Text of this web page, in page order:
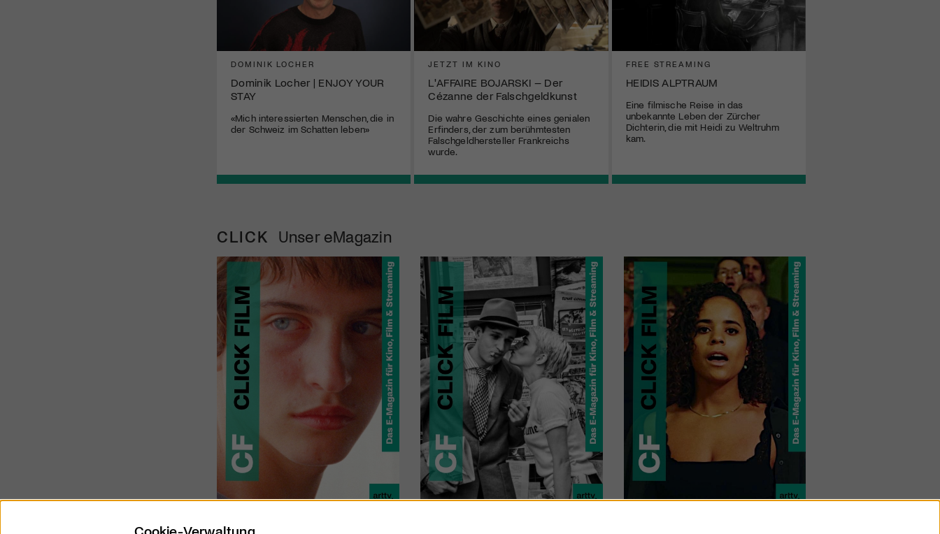
DOMINIK LOCHER
Dominik Locher | ENJOY YOUR
STAY
«Mich interessierten Menschen, die in
der Schweiz im Schatten leben»
JETZT IM KINO
L'AFFAIRE BOJARSKI – Der
Cézanne der Falschgeldkunst
Die wahre Geschichte eines genialen
Erfinders, der zum berühmtesten
Falschgeldhersteller Frankreichs
wurde.
FREE STREAMING
HEIDIS ALPTRAUM
Eine filmische Reise in das
unbekannte Leben der Zürcher
Dichterin, die mit Heidi zu Weltruhm
kam.
CLICK Unser eMagazin
Cookie-Verwaltung